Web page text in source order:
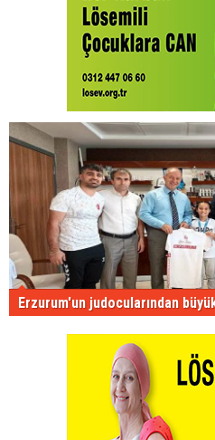
Erzurum'un judocularından